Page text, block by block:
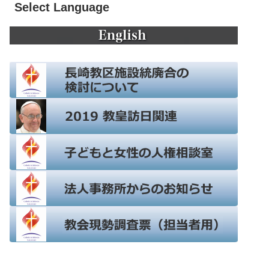
Select Language